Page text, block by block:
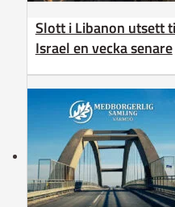
Slott i Libanon utsett
Israel en vecka senare